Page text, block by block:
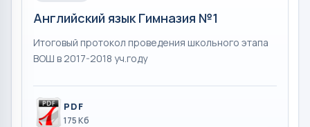
Английский язык Гимназия №1
Итоговый протокол проведения школьного этапа
ВОШ в 2017-2018 уч.году
PDF
175 Кб